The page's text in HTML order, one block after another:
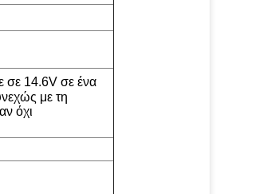
14.6V σε ένα
με τη
όχι